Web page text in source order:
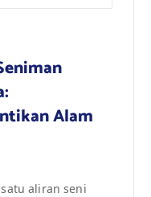
Alam
aliran seni